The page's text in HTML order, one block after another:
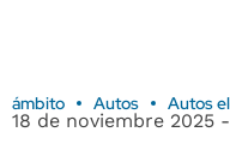
ámbito Autos Autos
18 de noviembre 2025